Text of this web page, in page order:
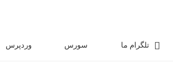
تلگرام ما سورس وردپرس